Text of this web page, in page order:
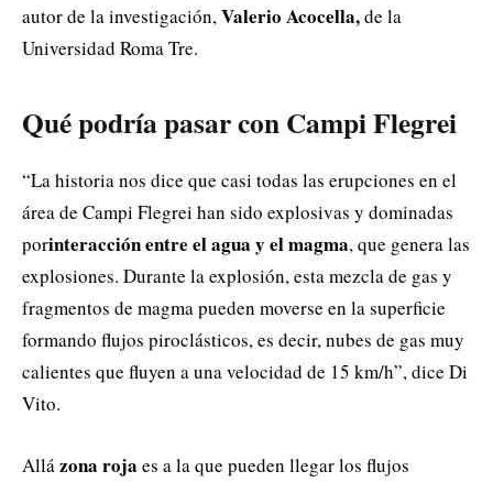
autor de la investigación,Valerio Acocella,de la
Universidad Roma Tre.
Qué podría pasar con Campi Flegrei
“La historia nos dice que casi todas las erupciones en el
área de Campi Flegrei han sido explosivas y dominadas
porinteracción entre el agua y el magma, que genera las
explosiones. Durante la explosión, esta mezcla de gas y
fragmentos de magma pueden moverse en la superficie
formando flujos piroclásticos, es decir, nubes de gas muy
calientes que fluyen a una velocidad de 15 km/h”, dice Di
Vito.
Allá zona roja es a la que pueden llegar los flujos